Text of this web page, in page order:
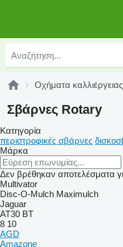
Οχήματα
Σβάρνες Rotary
Κατηγορία
περιστροφικές σβάρνες
Μάρκα
Δεν βρέθηκαν αποτελέσματα
Multivator
Disc-O-Mulch Maximulch
Jaguar
AT30 BT
8 10
AGD
Amazone